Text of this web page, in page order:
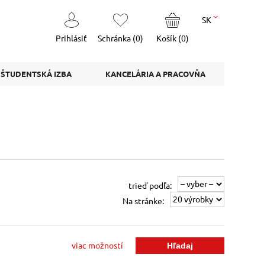
Prihlásiť Schránka (0) Košík (0)
SK
ŠTUDENTSKÁ IZBA KANCELÁRIA A PRACOVŇA
trieď podľa:
Na stránke:
viac možností